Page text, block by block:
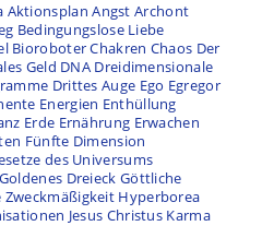
Aktionsplan Angst Archont
Bedingungslose Liebe
BioroboterChakren Chaos Der
Geld DNA Dreidimensionale
Drittes Auge Ego Egregor
Energien Enthüllung
Erde Ernährung Erwachen
Fünfte Dimension
des Universums
Goldenes Dreieck Göttliche
Zweckmäßigkeit Hyperborea
Jesus Christus Karma